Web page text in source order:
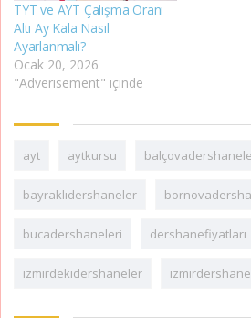
TYT ve AYT Çalışma Oranı
Altı Ay Kala Nasıl
Ayarlanmalı?
Ocak 20, 2026
"Adverisement" içinde
ayt aytkursu
bayraklıdershaneler
bucadershaneleri dershanefiyatları
izmirdekidershaneler